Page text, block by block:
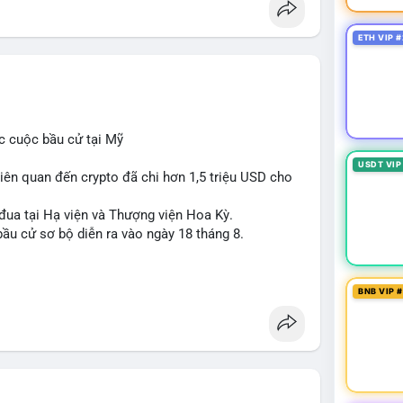
cuộc bầu cử tại Mỹ
quan đến crypto đã chi hơn 1,5 triệu USD cho
tại Hạ viện và Thượng viện Hoa Kỳ.
cử sơ bộ diễn ra vào ngày 18 tháng 8.
ETH VIP
USDT
BNB VIP